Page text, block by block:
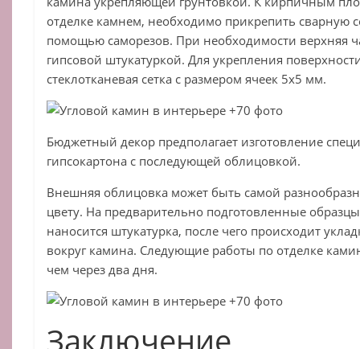
отделке камнем, необходимо прикрепить сварную
помощью саморезов. При необходимости верхняя
гипсовой штукатуркой. Для укрепления
стеклотканевая сетка с размером ячеек 5х5 мм.
Бюджетный декор предполагает изготовление
гипсокартона с последующей облицовкой.
Внешняя облицовка может быть самой
цвету. На предварительно подготовленные
наносится штукатурка, после чего происходит
вокруг камина. Следующие работы по отделке
чем через два дня.
Заключение